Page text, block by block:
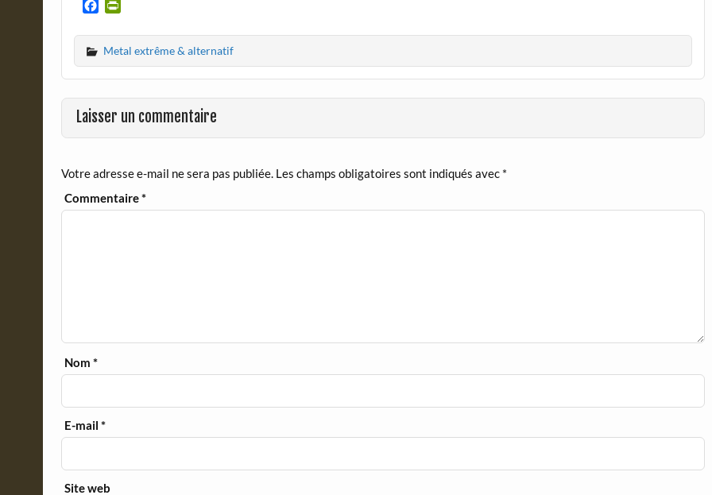
c
e
b
o
o
k
i
n
t
F
r
i
l
y
Metal extrême & alternatif
Laisser un commentaire
Votre adresse e-mail ne sera pas publiée. Les champs obligatoires sont indiqués avec *
Commentaire*
Nom*
E-mail*
Site web